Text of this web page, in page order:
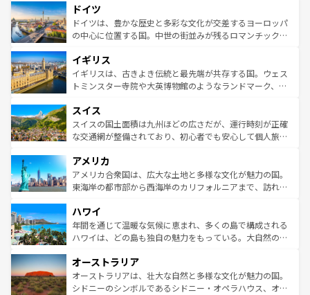
せる。地方によって風土や気候が異なるスペインはその個
性で訪れる人を魅了する。 なお、新着のスペイン情報は コ
ンテンツ一覧を参照してほしい。
で、幅広い魅力が詰まっている。華麗な宮殿、歴史的な大
聖堂、美しいビーチ、そして豊かな自然が、訪れる者を心
から魅了する。また、フランスは美食の国としても知ら
いる。シャンパンの発祥地であるランス、プロヴァンスの
香り高いラベンダー畑など、多彩な楽しみ方が可能だ。さ
らに、パリ以外の地域にも魅力が溢れており、どの街角に
れる地方に足を運ぶとそれぞれで全く異なる文化を体験で
きるだろう。 なお、新着のフランス情報はコンテンツ一覧
を参照してほしい。
ドイツ
ドイツは、豊かな歴史と多彩な文化が交差するヨーロッパ
の中心に位置する国。中世の街並みが残るロマンチック街
顔を持つこの国は、どこを歩いても飽きることがない。ベ
ルリンの文化的活気、バイエルン州のアルプスの絶景、そ
してライン川沿いのワイン畑といった風景は必見。ビール
は、お酒好きな人にはぜひ体験してほしい。 なお、新着の
ドイツ情報はコンテンツ一覧を参照してほしい。
イギリス
イギリスは、古きよき伝統と最先端が共存する国。ウェス
トミンスター寺院や大英博物館のようなランドマーク、歴
リアごとに異なる魅力がある。また、優雅なアフタヌーン
ティー、ビール好きにはたまらない英国パブ、サッカー観
戦など、本場だからこそできる体験も豊富。イギリスを旅
ンツ一覧を参照してほしい。
スイス
スイスの国土面積は九州ほどの広さだが、運行時刻が正確
な交通網が整備されており、初心者でも安心して個人旅行
の建物がそのまま残る町や、スイスならではのユニークな
博物館もあり、アルプス観光だけでなく町歩きも満喫する
ことができる。国民の所得が高いため物価も高いが、旅行
ば市内交通費無料で観光を楽しむこともできる。 なお、新
着のスイス情報はコンテンツ一覧 を参照してほしい。
アメリカ
アメリカ合衆国は、広大な土地と多様な文化が魅力の国。
東海岸の都市部から西海岸のカリフォルニアまで、訪れる
のような巨大都市は、観光、ショッピング、エンターテイ
ンメントが詰まった刺激的なスポットだ。一方、アメリカ
西部には大自然が広がり、グランドキャニオンやイエロー
部のニューオーリンズでは、音楽と美食が融合した独特の
文化が魅力。旅行者はアメリカの各地域で異なる魅力を楽
しみながら、その多様性と豊かな歴史を感じることができ
ハワイ
年間を通じて温暖な気候に恵まれ、多くの島で構成される
ハワイは、どの島も独自の魅力をもっている。大自然の神
ワイ島は見逃せない。また、定番の観光地といえばオアフ
島だが、静かな自然を求めるならマウイ島やカウアイ島が
おすすめ。エメラルドグリーンに輝く海をはじめ、豊かな
オーストラリア
オーストラリアは、壮大な自然と多様な文化が魅力の国。
シドニーのシンボルであるシドニー・オペラハウス、オー